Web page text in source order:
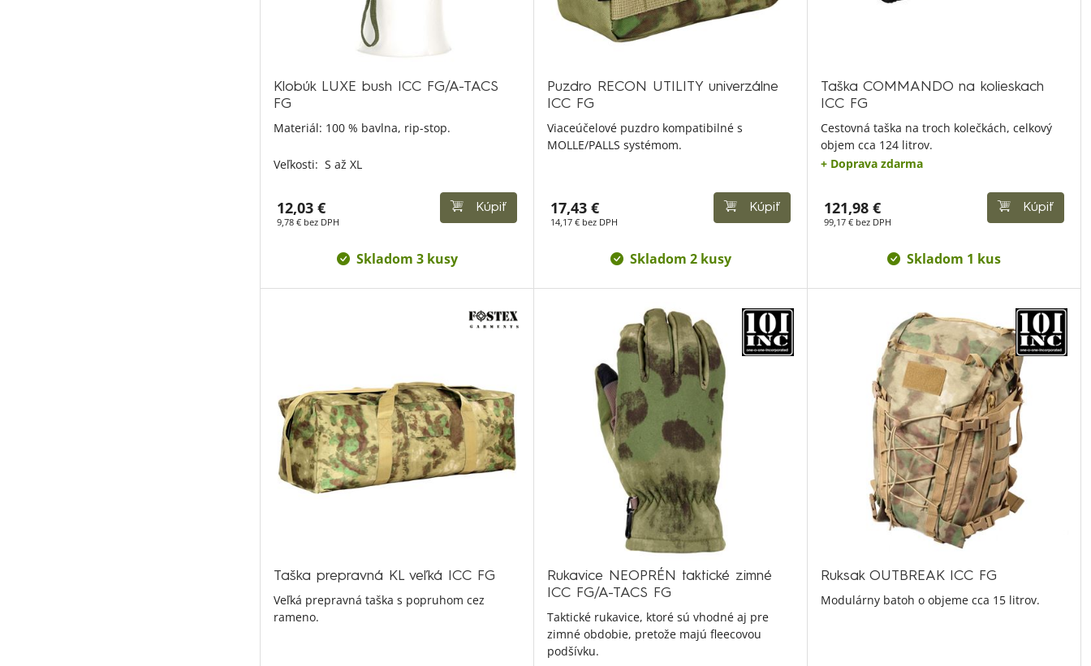
Klobúk LUXE bush ICC FG/A-TACS
FG
Materiál: 100 % bavlna, rip-stop.
Veľkosti: S až XL
12,03 €
9,78 € bez DPH
Kúpiť
Skladom 3 kusy
Puzdro RECON UTILITY univerzálne
ICC FG
Viaceúčelové puzdro kompatibilné s
MOLLE/PALLS systémom.
17,43 €
14,17 € bez DPH
Kúpiť
Skladom 2 kusy
Taška COMMANDO na kolieskach
ICC FG
Cestovná taška na troch kolečkách, celkový
objem cca 124 litrov.
+ Doprava zdarma
121,98 €
99,17 € bez DPH
Kúpiť
Skladom 1 kus
Taška prepravná KL veľká ICC FG
Veľká prepravná taška s popruhom cez
rameno.
Rukavice NEOPRÉN taktické zimné
ICC FG/A-TACS FG
Taktické rukavice, ktoré sú vhodné aj pre
zimné obdobie, pretože majú fleecovou
podšívku.
Ruksak OUTBREAK ICC FG
Modulárny batoh o objeme cca 15 litrov.